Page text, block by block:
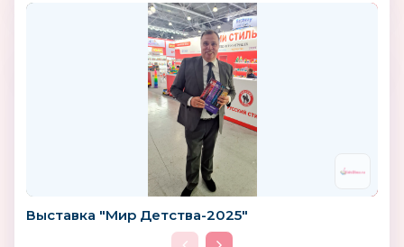
Выставка "Мир Детства-2025"